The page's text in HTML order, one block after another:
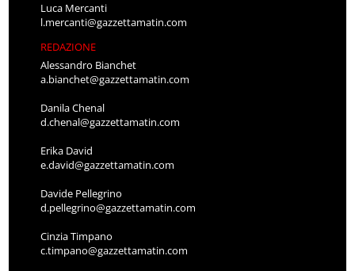
Luca Mercanti
l.mercanti@gazzettamatin.com
REDAZIONE
Alessandro Bianchet
a.bianchet@gazzettamatin.com
Danila Chenal
d.chenal@gazzettamatin.com
Erika David
e.david@gazzettamatin.com
Davide Pellegrino
d.pellegrino@gazzettamatin.com
Cinzia Timpano
c.timpano@gazzettamatin.com